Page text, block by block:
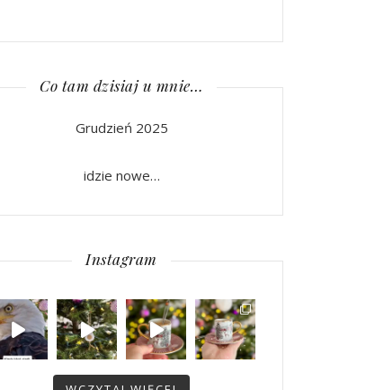
Co tam dzisiaj u mnie…
Grudzień 2025
idzie nowe…
Instagram